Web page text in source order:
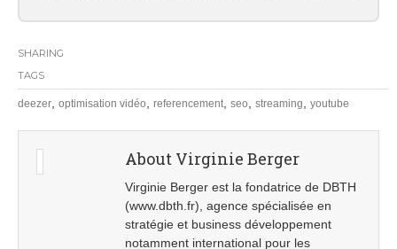
SHARING
TAGS
deezer, optimisation vidéo, referencement, seo, streaming, youtube
About Virginie Berger
Virginie Berger est la fondatrice de DBTH
(www.dbth.fr), agence spécialisée en
stratégie et business développement
notamment international pour les